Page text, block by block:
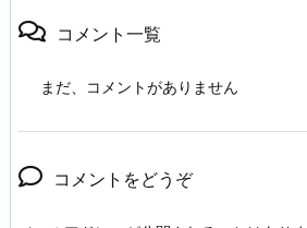
コメント一覧
まだ、コメントがありません
コメントをどうぞ